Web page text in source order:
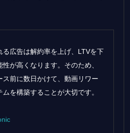
る広告は解約率を上げ、LTVを下
が高くなります。そのため、
ス前に数日かけて、動画リワー
ムを構築することが大切です。